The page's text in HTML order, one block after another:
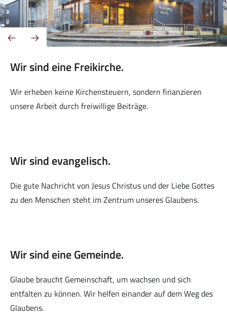
Wir sind eine Freikirche.
Wir erheben keine Kirchensteuern, sondern finanzieren
unsere Arbeit durch freiwillige Beiträge.
Wir sind evangelisch.
Die gute Nachricht von Jesus Christus und der Liebe Gottes
zu den Menschen steht im Zentrum unseres Glaubens.
Wir sind eine Gemeinde.
Glaube braucht Gemeinschaft, um wachsen und sich
entfalten zu können. Wir helfen einander auf dem Weg des
Glaubens.
Minis & Co.
Musik zur Ehre Gottes
Bibelstunde
HoffnungsKids